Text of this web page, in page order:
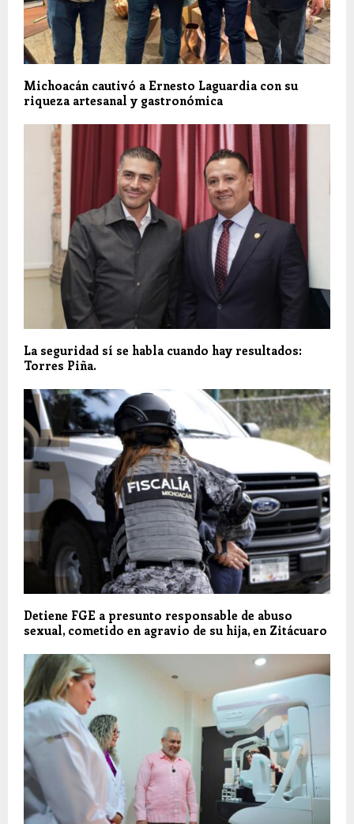
Michoacán cautivó a Ernesto Laguardia con su
riqueza artesanal y gastronómica
La seguridad sí se habla cuando hay resultados:
Torres Piña.
Detiene FGE a presunto responsable de abuso
sexual, cometido en agravio de su hija, en Zitácuaro